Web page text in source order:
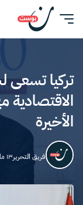
تركيا تسعى
الاقتصادية
الأخيرة
فريق التحرير١٣ مايو ٢٠١٧